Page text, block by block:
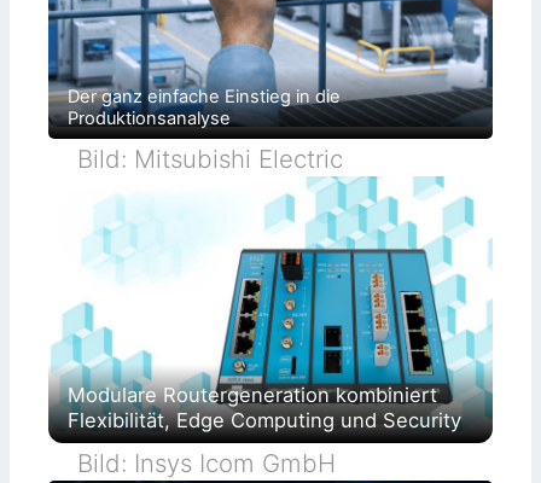
Der ganz einfache Einstieg in die
Produktionsanalyse
Bild: Mitsubishi Electric
Modulare Routergeneration kombiniert
Flexibilität, Edge Computing und Security
Bild: Insys Icom GmbH